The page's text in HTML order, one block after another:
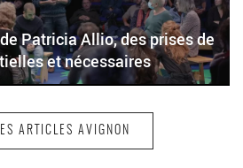
Patricia Allio, des prises de
et nécessaires
ARTICLES AVIGNON